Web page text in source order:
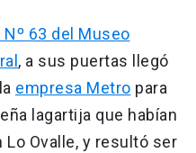
63 del Museo
, a sus puertas llegó
empresa Metro para
lagartija que habían
Ovalle, y resultó ser